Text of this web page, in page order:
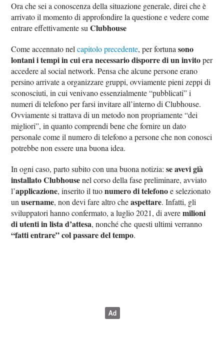
Ora che sei a conoscenza della situazione generale, direi che è
arrivato il momento di approfondire la questione e vedere come
entrare effettivamente suClubhouse
Come accennato nelcapitolo precedente, per fortunasono
lontani i tempi in cui era necessario disporre di un invitoper
accedere al social network. Pensa che alcune persone erano
persino arrivate a organizzare gruppi, ovviamente pieni zeppi di
sconosciuti, in cui venivano essenzialmente “pubblicati” i
numeri di telefono per farsi invitare all’interno di Clubhouse.
Ovviamente si trattava di un metodo non propriamente “dei
migliori”, in quanto comprendi bene che fornire un dato
personale come il numero di telefono a persone che non conosci
potrebbe non essere una buona idea.
In ogni caso, parto subito con una buona notizia:se avevi già
installato Clubhousenel corso della fase preliminare, avviato
l’applicazione, inserito il tuonumero di telefonoe selezionato
unusername, non devi fare altro cheaspettare. Infatti, gli
sviluppatori hanno confermato, a luglio 2021, di averemilioni
di utenti in lista d’attesa, nonché che questi ultimi verranno
“fatti entrare” col passare del tempo.